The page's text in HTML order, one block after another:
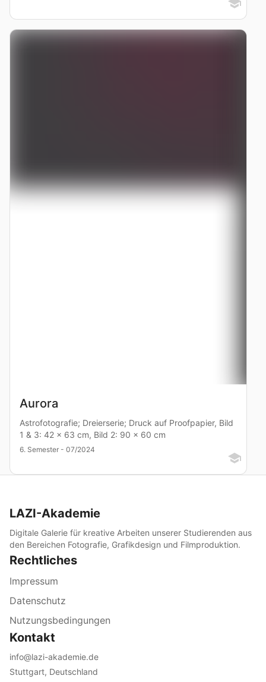
Aurora
Astrofotografie; Dreierserie; Druck auf Proofpapier, Bild
1 & 3: 42 x 63 cm, Bild 2: 90 x 60 cm
6. Semester - 07/2024
LAZI-Akademie
Digitale Galerie für kreative Arbeiten unserer Studierenden aus
den Bereichen Fotografie, Grafikdesign und Filmproduktion.
Rechtliches
Impressum
Datenschutz
Nutzungsbedingungen
Kontakt
info@lazi-akademie.de
Stuttgart, Deutschland